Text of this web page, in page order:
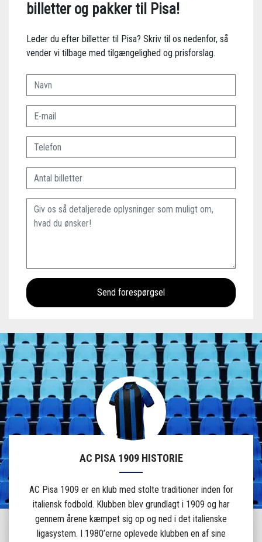
AC PISA 1909 HISTORIE
AC Pisa 1909 er en klub med stolte traditioner inden for
italiensk fodbold. Klubben blev grundlagt i 1909 og har
gennem årene kæmpet sig op og ned i det italienske
ligasystem. I 1980’erne oplevede klubben en af sine